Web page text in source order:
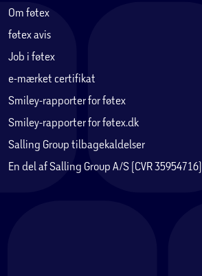
Om føtex
føtex avis
Job i føtex
e-mærket certifikat
Smiley-rapporter for føtex
Smiley-rapporter for føtex.dk
Salling Group tilbagekaldelser
En del af Salling Group A/S (CVR 35954716)